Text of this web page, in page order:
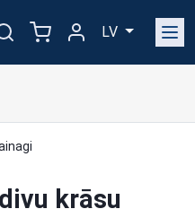
LV
krāsu